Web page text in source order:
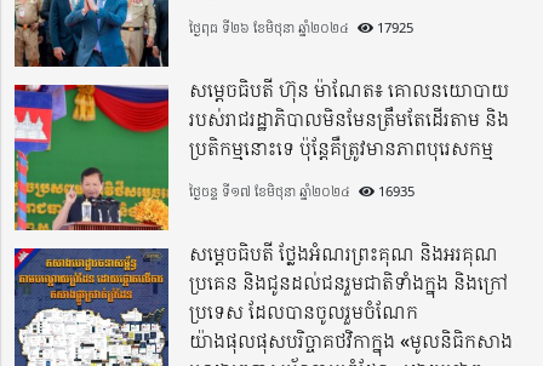
ថ្ងៃពុធ ទី២៦ ខែមិថុនា ឆ្នាំ២០២៤ 17925
សម្តេចធិបតី ហ៊ុន ម៉ាណែត៖ គោលនយោបាយ
របស់រាជរដ្ឋាភិបាលមិនមែនត្រឹមតែដើរតាម និង
ប្រតិកម្មនោះទេ ប៉ុន្តែគឺត្រូវមានភាពបុរេសកម្ម
ថ្ងៃចន្ទ ទី១៧ ខែមិថុនា ឆ្នាំ២០២៤ 16935
សម្តេចធិបតី ថ្លែងអំណរព្រះគុណ និងអរគុណ
ប្រគេន និងជូនដល់ជនរួមជាតិទាំងក្នុង​ និងក្រៅ
ប្រទេស​ ដែលបានចូលរួមចំណែក
យ៉ាងផុលផុសបរិច្ចាគថវិកាក្នុង «មូលនិធិកសាង